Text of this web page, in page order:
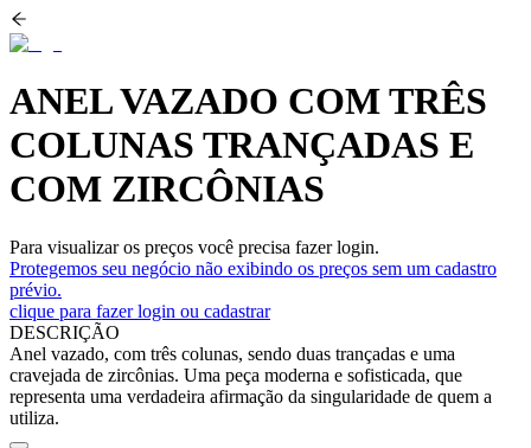
ANEL VAZADO COM TRÊS
COLUNAS TRANÇADAS E
COM ZIRCÔNIAS
Para visualizar os preços você precisa fazer login.
Protegemos seu negócio não exibindo os preços sem um cadastro
prévio.
clique para fazer login ou cadastrar
DESCRIÇÃO
Anel vazado, com três colunas, sendo duas trançadas e uma
cravejada de zircônias. Uma peça moderna e sofisticada, que
representa uma verdadeira afirmação da singularidade de quem a
utiliza.